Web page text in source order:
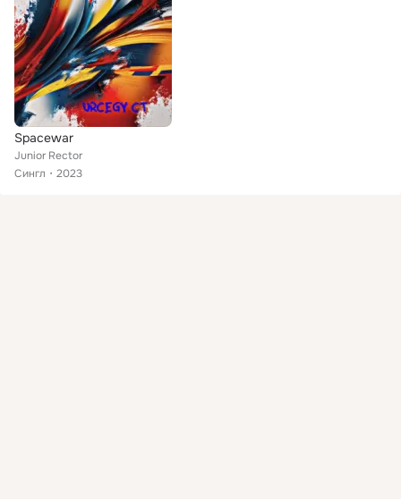
Spacewar
Junior Rector
Сингл
2023